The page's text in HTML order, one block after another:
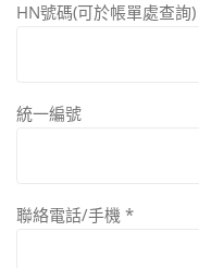
HN號碼(可於帳單處查詢)
統一編號
聯絡電話/手機 *